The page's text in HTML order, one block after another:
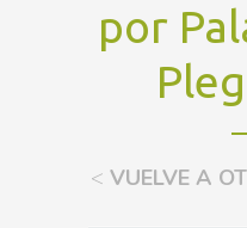
por
< VUELVE A